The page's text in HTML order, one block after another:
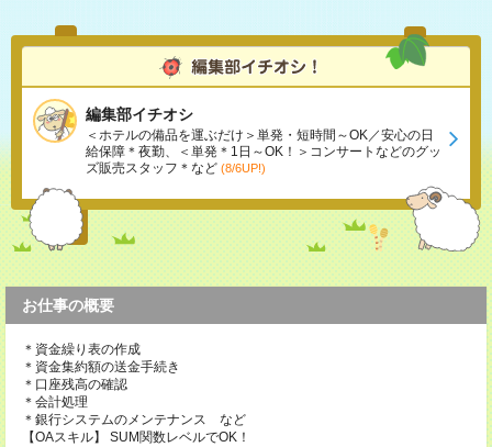
編集部イチオシ
＜ホテルの備品を運ぶだけ＞単発・短時間～OK／安心の日
給保障＊夜勤、＜単発＊1日～OK！＞コンサートなどのグッ
ズ販売スタッフ＊など (8/6UP!)
お仕事の概要
＊資金繰り表の作成
＊資金集約額の送金手続き
＊口座残高の確認
＊会計処理
＊銀行システムのメンテナンス など
【OAスキル】 SUM関数レベルでOK！